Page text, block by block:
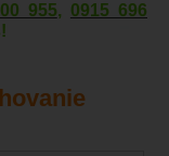
955, 0915 696